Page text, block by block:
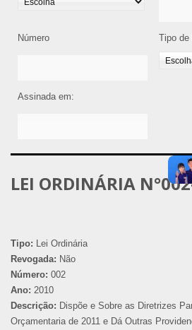
Número Tipo de
Assinada em:
LEI ORDINÁRIA
Tipo: Lei Ordinária
Revogada: Não
Número: 002
Ano: 2010
Descrição: Dispõe e Sobre as Diretrizes
Orçamentaria de 2011 e Dá Outras